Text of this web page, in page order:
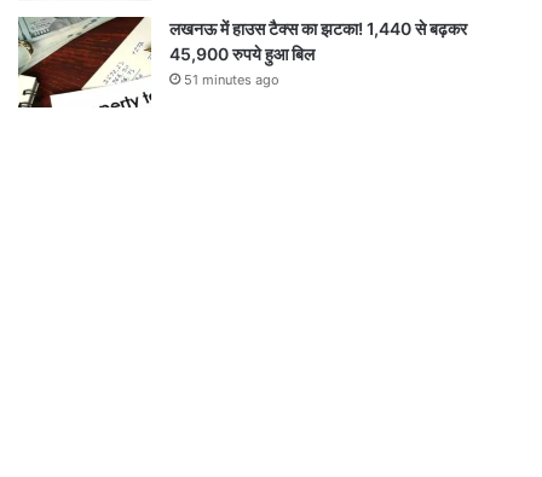
लखनऊ में हाउस टैक्स का झटका! 1,440 से बढ़कर
45,900 रुपये हुआ बिल
51 minutes ago